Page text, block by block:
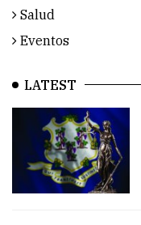
Salud
Eventos
LATEST